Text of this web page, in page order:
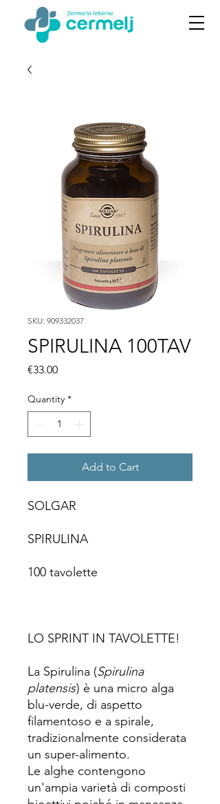
SKU: 909332037
SPIRULINA 100TAV
€33.00Price
Quantity *
Add to Cart
SOLGAR
SPIRULINA
100 tavolette
LO SPRINT IN TAVOLETTE!
La Spirulina (Spirulina
platensis) è una micro alga
blu-verde, di aspetto
filamentoso e a spirale,
tradizionalmente considerata
un super-alimento.
Le alghe contengono
un'ampia varietà di composti